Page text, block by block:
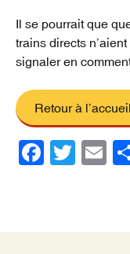
Il se pourrait que
trains directs
signaler en
Retour à l’accueil
F
e
T
er
E